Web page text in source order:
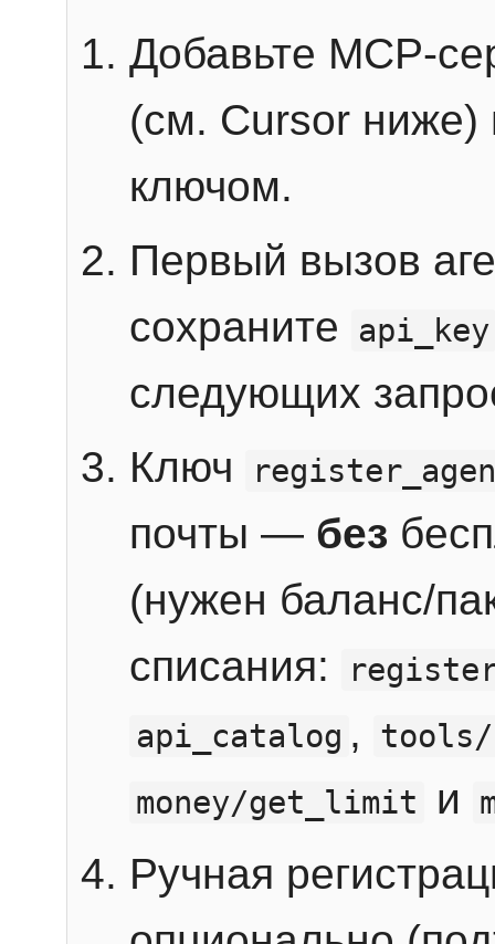
Добавьте MCP-
(см. Cursor ниже)
ключом.
Первый вызов
сохраните
api_key
следующих
Ключ
почты — без
(нужен баланс/
списания:
api_catalog ,
money/get_limit
и
Ручная